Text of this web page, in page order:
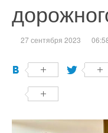
27 сентября 2023